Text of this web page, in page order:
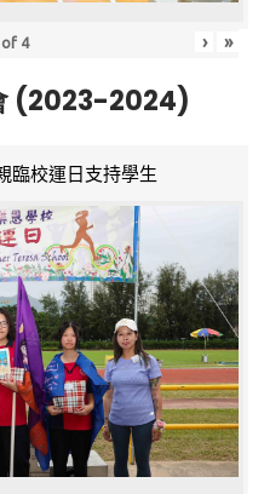
of 4 › »
(2023-2024)
臨校運日支持學生